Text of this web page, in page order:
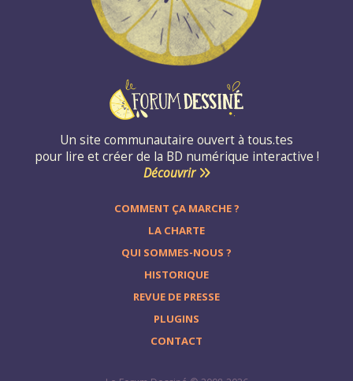
Un site communautaire ouvert à tous.tes
pour lire et créer de la BD numérique interactive !
Découvrir
COMMENT ÇA MARCHE ?
LA CHARTE
QUI SOMMES-NOUS ?
HISTORIQUE
REVUE DE PRESSE
PLUGINS
CONTACT